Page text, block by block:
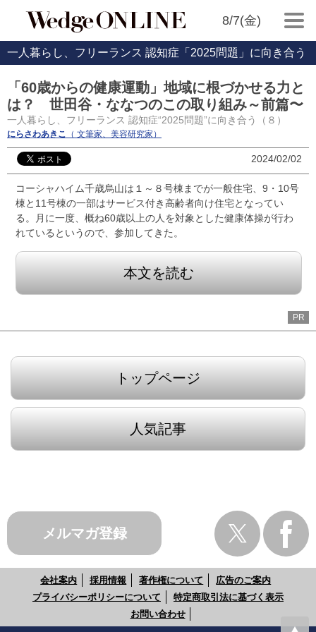
8/7(金)
一人暮らし、フリーランス 認知症「2025問題」に向き合う
「60歳からの健康運動」地域に根づかせる力と
は？ 世田谷・ななつのこの取り組み～前篇〜
一人暮らし、フリーランス 認知症“2025問題”に向き合う（８）
にらさわあきこ （ 文筆家、美容研究家）
2024/02/02
コーシャハイム千歳烏山は１～８号棟までが一般住宅、9・10号
棟と11号棟の一部はサービス付き高齢者向け住宅となってい
る。月に一度、概ね60歳以上の人を対象とした健康体操が行わ
れているというので、参加してきた。
本文を読む
PR
トップページ
人気記事
メルマガ登録
会社案内 採用情報 著作権について
広告のご案内
プライバシーポリシーについて
特定商取引法に基づく表示
お問い合わせ